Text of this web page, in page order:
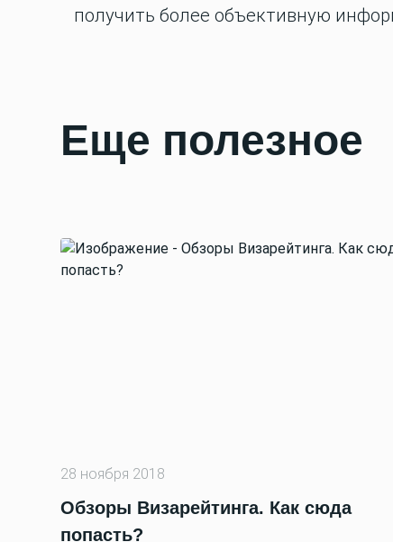
получить более объективную
Еще полезное
28 ноября 2018
Обзоры Визарейтинга. Как сюда
попасть?